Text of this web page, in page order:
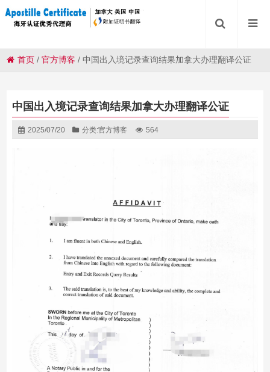
首页 /官方博客 /中国出入境记录查询结果加拿大办理翻译公证
中国出入境记录查询结果加拿大办理翻译公证
2025/07/20 分类:官方博客 564